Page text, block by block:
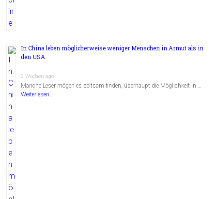
In China leben möglicherweise weniger Menschen in Armut als in
den USA
2 Wochen ago
Manche Leser mögen es seltsam finden, überhaupt die Möglichkeit in …
Weiterlesen...